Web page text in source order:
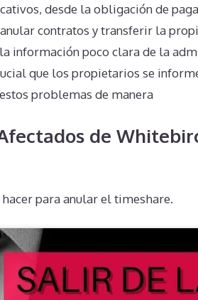
desde la obligación de
contratos y transferir la
información poco clara de la
que los propietarios se
problemas de manera
de
para anular el timeshare.